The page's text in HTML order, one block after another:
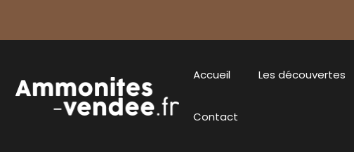
Accueil Les découvertes
Contact